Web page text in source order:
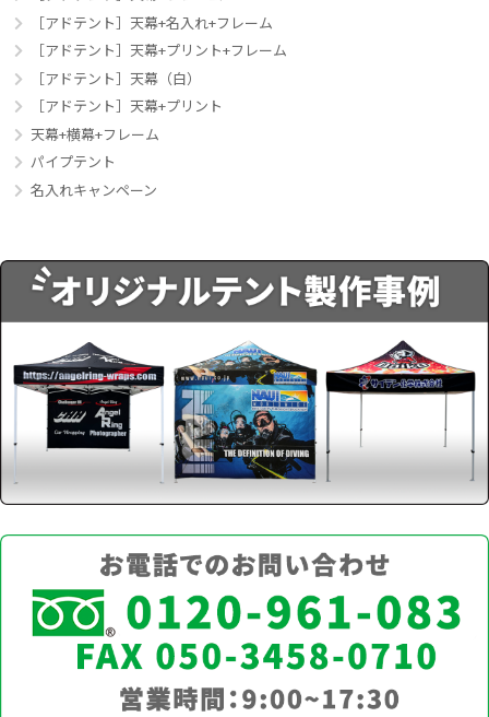
［アドテント］天幕+名入れ+フレーム
［アドテント］天幕+プリント+フレーム
［アドテント］天幕（白）
［アドテント］天幕+プリント
天幕+横幕+フレーム
パイプテント
名入れキャンペーン